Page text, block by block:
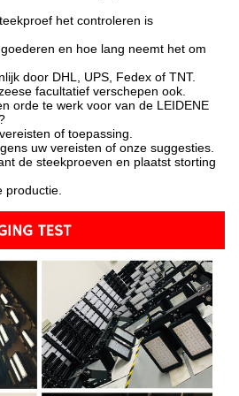
het controleren is
en hoe lang neemt het om
door DHL, UPS, Fedex of TNT.
facultatief verschepen ook.
orde te werk voor van de LEIDENE
of toepassing.
uw vereisten of onze suggesties.
de steekproeven en plaatst storting
productie.